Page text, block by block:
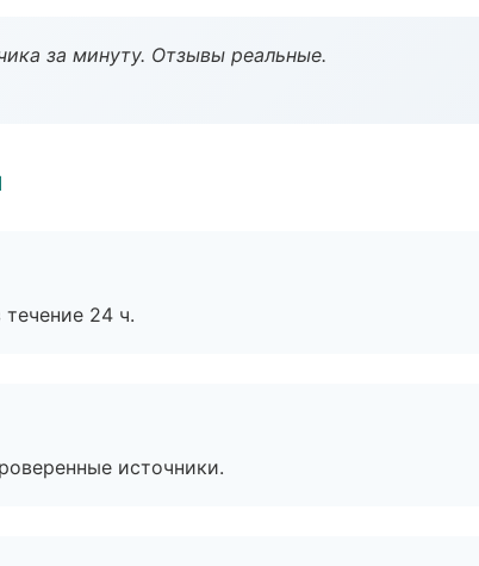
за минуту. Отзывы реальные.
24 ч.
источники.